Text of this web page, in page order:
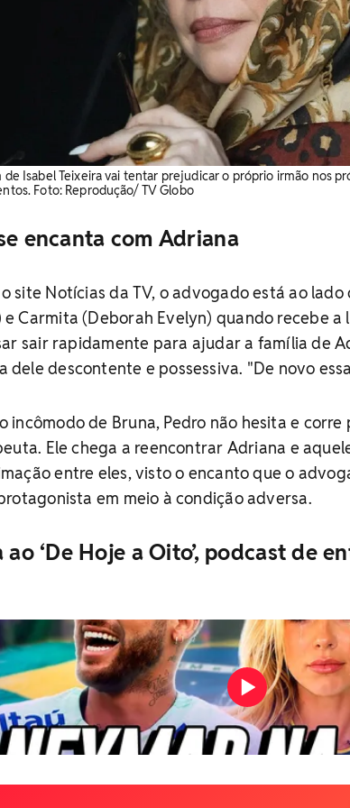
de Isabel Teixeira vai tentar prejudicar o próprio irmão nos
Foto: Reprodução/ TV Globo
encanta com Adriana
site Notícias da TV, o advogado está ao lado
e Carmita (Deborah Evelyn) quando recebe a
sair rapidamente para ajudar a família de
dele descontente e possessiva. "De novo
incômodo de Bruna, Pedro não hesita e
Ele chega a reencontrar Adriana e
entre eles, visto o encanto que o
em meio à condição adversa.
ao ‘De Hoje a Oito’, podcast de